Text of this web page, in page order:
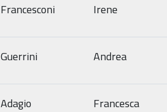
Francesconi Irene
Guerrini Andrea
Adagio Francesca